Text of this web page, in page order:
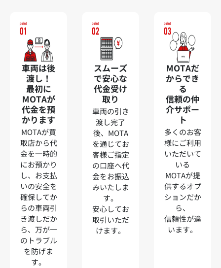
車両は後
渡し！
最初に
MOTAが
代金を預
かります
MOTAが買
取店から代
金を一時的
にお預かり
し、お支払
いの安全を
確保してか
らの車両引
き渡しだか
ら、万が一
のトラブル
を防げま
す。
スムーズ
で安心な
代金受け
取り
車両の引き
渡し完了
後、MOTA
を通じてお
客様ご指定
の口座へ代
金をお振込
みいたしま
す。
安心してお
取引いただ
けます。
MOTAだ
からでき
る
信頼の仲
介サポー
ト
多くのお客
様にご利用
いただいて
いる
MOTAが提
供するオプ
ションだか
ら、
信頼性が違
います。